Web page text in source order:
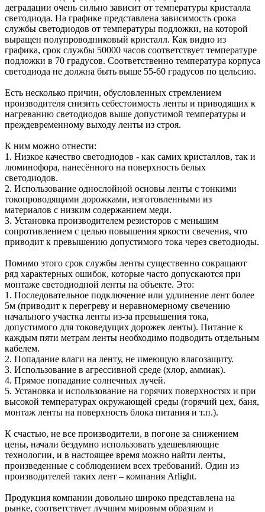
деградации очень сильно зависит от температуры кристалла
светодиода. На графике представлена зависимость срока
службы светодиодов от температуры подложки, на которой
выращен полупроводниковый кристалл. Как видно из
графика, срок службы 50000 часов соответствует температуре
подложки в 70 градусов. Соответственно температура корпуса
светодиода не должна быть выше 55-60 градусов по цельсию.
Есть несколько причин, обусловленных стремлением
производителя снизить себестоимость ленты и приводящих к
нагреванию светодиодов выше допустимой температуры и
преждевременному выходу ленты из строя.
К ним можно отнести:
1. Низкое качество светодиодов - как самих кристаллов, так и
люминофора, нанесённого на поверхность белых
светодиодов.
2. Использование однослойной основы ленты с тонкими
токопроводящими дорожками, изготовленными из
материалов с низким содержанием меди.
3. Установка производителем резисторов с меньшим
сопротивлением с целью повышения яркости свечения, что
приводит к превышению допустимого тока через светодиоды.
Помимо этого срок службы ленты существенно сокращают
ряд характерных ошибок, которые часто допускаются при
монтаже светодиодной ленты на объекте. Это:
1. Последовательное подключение или удлинение лент более
5м (приводит к перегреву и неравномерному свечению
начального участка ленты из-за превышения тока,
допустимого для токоведущих дорожек ленты). Питание к
каждым пяти метрам ленты необходимо подводить отдельным
кабелем.
2. Попадание влаги на ленту, не имеющую влагозащиту.
3. Использование в агрессивной среде (хлор, аммиак).
4. Прямое попадание солнечных лучей.
5. Установка и использование на горячих поверхностях и при
высокой температурах окружающей среды (горячий цех, баня,
монтаж ленты на поверхность блока питания и т.п.).
К счастью, не все производители, в погоне за снижением
цены, начали бездумно использовать удешевляющие
технологии, и в настоящее время можно найти ленты,
произведенные с соблюдением всех требований. Один из
производителей таких лент – компания Arlight.
Продукция компании довольно широко представлена на
рынке, соответствует лучшим мировым образцам и